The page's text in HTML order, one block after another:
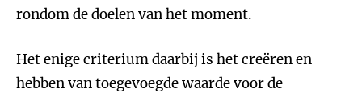
rondom de doelen van het moment.
Het enige criterium daarbij is het creëren en
hebben van toegevoegde waarde voor de